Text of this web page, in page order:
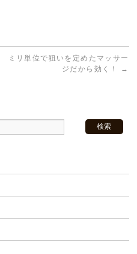
ミリ単位で狙いを定めたマッサー
ジだから効く！
→